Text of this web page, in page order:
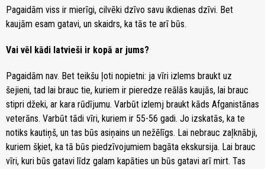
Pagaidām viss ir mierīgi, cilvēki dzīvo savu ikdienas dzīvi. Bet
kaujām esam gatavi, un skaidrs, ka tās te arī būs.
Vai vēl kādi latvieši ir kopā ar jums?
Pagaidām nav. Bet teikšu ļoti nopietni: ja vīri izlems braukt uz
šejieni, tad lai brauc tie, kuriem ir pieredze reālās kaujās, lai brauc
stipri džeki, ar kara rūdījumu. Varbūt izlemj braukt kāds Afganistānas
veterāns. Varbūt tādi vīri, kuriem ir 55-56 gadi. Jo izskatās, ka te
notiks kautiņš, un tas būs asiņains un nežēlīgs. Lai nebrauc zaļknābji,
kuriem šķiet, ka tā būs piedzīvojumiem bagāta ekskursija. Lai brauc
vīri, kuri būs gatavi līdz galam kapāties un būs gatavi arī mirt. Tas